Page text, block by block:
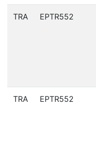
TRA EPTR552
TRA EPTR552